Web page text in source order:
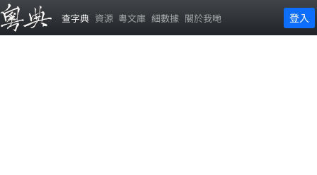
查字典 資源 粵文庫 細數據 關於我哋 登入